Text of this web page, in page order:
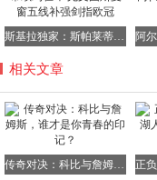
这正是两人最根本的
的渴望近乎疯狂。他
需要总冠军。”这种
让他在社交场合中显
而詹姆斯则是那种“
全，擅长激励队友，
斯基拉独家：斯帕莱蒂续约在即 尤文图斯夏窗五线补强剑指欧冠
相关文章
传奇对决：科比与詹姆斯，谁才是你青春的印记？